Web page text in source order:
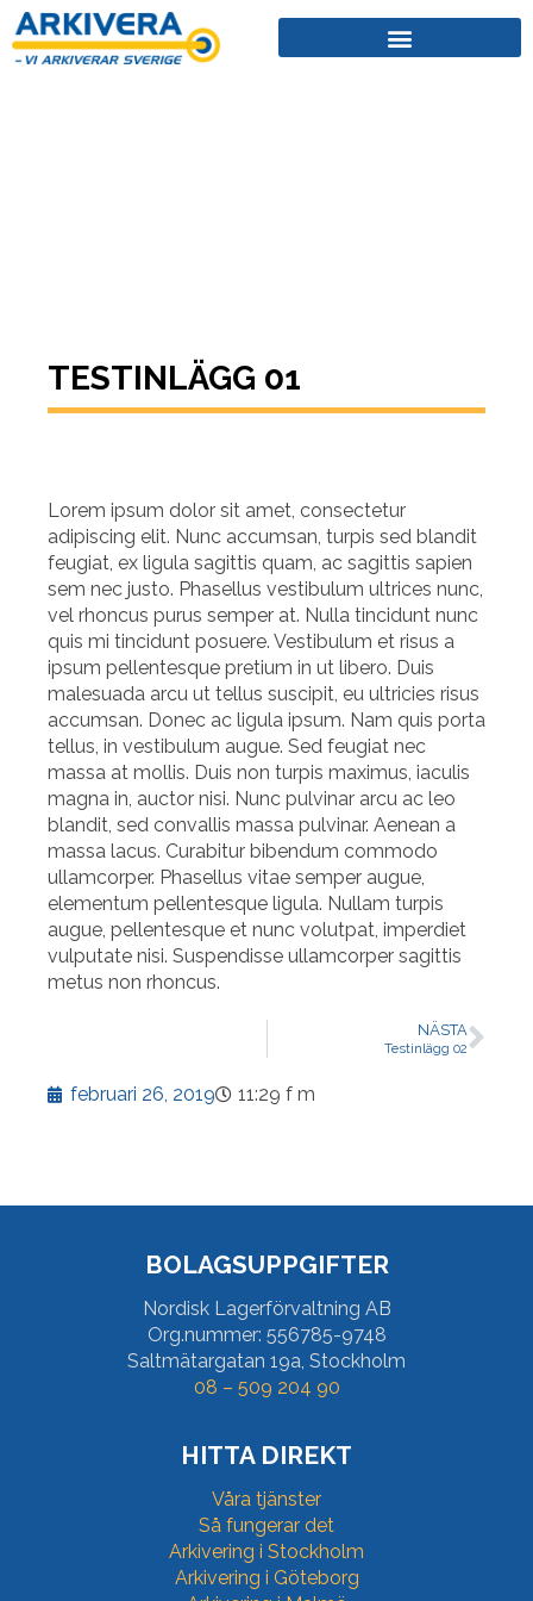
TESTINLÄGG 01
Lorem ipsum dolor sit amet, consectetur
adipiscing elit. Nunc accumsan, turpis sed blandit
feugiat, ex ligula sagittis quam, ac sagittis sapien
sem nec justo. Phasellus vestibulum ultrices nunc,
vel rhoncus purus semper at. Nulla tincidunt nunc
quis mi tincidunt posuere. Vestibulum et risus a
ipsum pellentesque pretium in ut libero. Duis
malesuada arcu ut tellus suscipit, eu ultricies risus
accumsan. Donec ac ligula ipsum. Nam quis porta
tellus, in vestibulum augue. Sed feugiat nec
massa at mollis. Duis non turpis maximus, iaculis
magna in, auctor nisi. Nunc pulvinar arcu ac leo
blandit, sed convallis massa pulvinar. Aenean a
massa lacus. Curabitur bibendum commodo
ullamcorper. Phasellus vitae semper augue,
elementum pellentesque ligula. Nullam turpis
augue, pellentesque et nunc volutpat, imperdiet
vulputate nisi. Suspendisse ullamcorper sagittis
metus non rhoncus.
NÄSTA
Testinlägg 02
februari 26, 2019 11:29 f m
BOLAGSUPPGIFTER
Nordisk Lagerförvaltning AB
Org.nummer: 556785-9748
Saltmätargatan 19a, Stockholm
08 – 509 204 90
HITTA DIREKT
Våra tjänster
Så fungerar det
Arkivering i Stockholm
Arkivering i Göteborg